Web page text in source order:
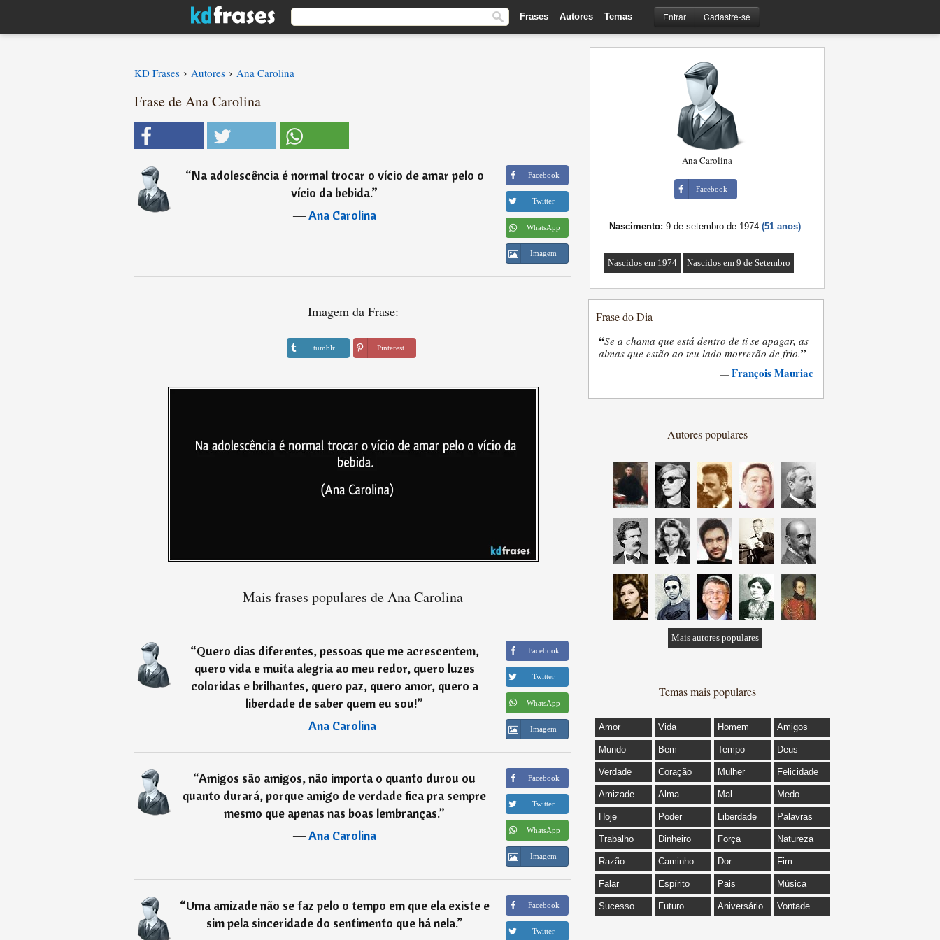
Frases Autores Temas Entrar Cadastre-se
KD Frases › Autores › Ana Carolina
Frase de Ana Carolina
“Na adolescência é normal trocar o vício de amar pelo o
vício da bebida.”
―Ana Carolina
Facebook
Twitter
WhatsApp
Imagem
Imagem da Frase:
tumblr Pinterest
Mais frases populares de Ana Carolina
“Quero dias diferentes, pessoas que me acrescentem,
quero vida e muita alegria ao meu redor, quero luzes
coloridas e brilhantes, quero paz, quero amor, quero a
liberdade de saber quem eu sou!”
―Ana Carolina
Facebook
Twitter
WhatsApp
Imagem
“Amigos são amigos, não importa o quanto durou ou
quanto durará, porque amigo de verdade fica pra sempre
mesmo que apenas nas boas lembranças.”
―Ana Carolina
Facebook
Twitter
WhatsApp
Imagem
“Uma amizade não se faz pelo o tempo em que ela existe e
sim pela sinceridade do sentimento que há nela.”
Facebook
Twitter
Ana Carolina
Facebook
Nascimento: 9 de setembro de 1974 (51 anos)
Nascidos em 1974 Nascidos em 9 de Setembro
Frase do Dia
“Se a chama que está dentro de ti se apagar, as
almas que estão ao teu lado morrerão de frio.”
—François Mauriac
Autores populares
Mais autores populares
Temas mais populares
Amor Vida Homem Amigos
Mundo Bem Tempo Deus
Verdade Coração Mulher Felicidade
Amizade Alma Mal Medo
Hoje Poder Liberdade Palavras
Trabalho Dinheiro Força Natureza
Razão Caminho Dor Fim
Falar Espírito Pais Música
Sucesso Futuro Aniversário Vontade